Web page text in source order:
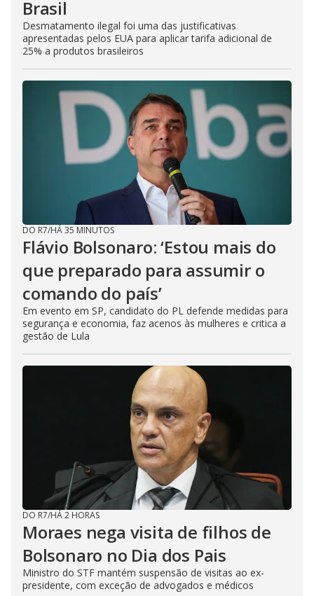
Brasil
Desmatamento ilegal foi uma das justificativas
apresentadas pelos EUA para aplicar tarifa adicional de
25% a produtos brasileiros
DO R7/HÁ 35 MINUTOS
Flávio Bolsonaro: ‘Estou mais do
que preparado para assumir o
comando do país’
Em evento em SP, candidato do PL defende medidas para
segurança e economia, faz acenos às mulheres e critica a
gestão de Lula
DO R7/HÁ 2 HORAS
Moraes nega visita de filhos de
Bolsonaro no Dia dos Pais
Ministro do STF mantém suspensão de visitas ao ex-
presidente, com exceção de advogados e médicos